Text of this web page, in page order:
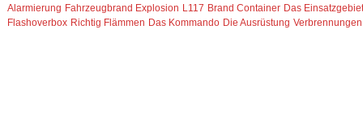
Alarmierung Fahrzeugbrand Explosion L117 Brand Container Das Einsatzgebiet
Flashoverbox Richtig Flämmen Das Kommando Die Ausrüstung Verbrennungen